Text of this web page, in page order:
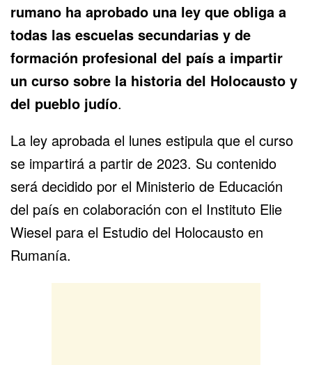
rumano ha aprobado una ley que obliga a
todas las escuelas secundarias y de
formación profesional del país a impartir
un curso sobre la historia del Holocausto y
del pueblo judío.
La ley aprobada el lunes estipula que el curso
se impartirá a partir de 2023. Su contenido
será decidido por el Ministerio de Educación
del país en colaboración con el Instituto Elie
Wiesel para el Estudio del Holocausto en
Rumanía.